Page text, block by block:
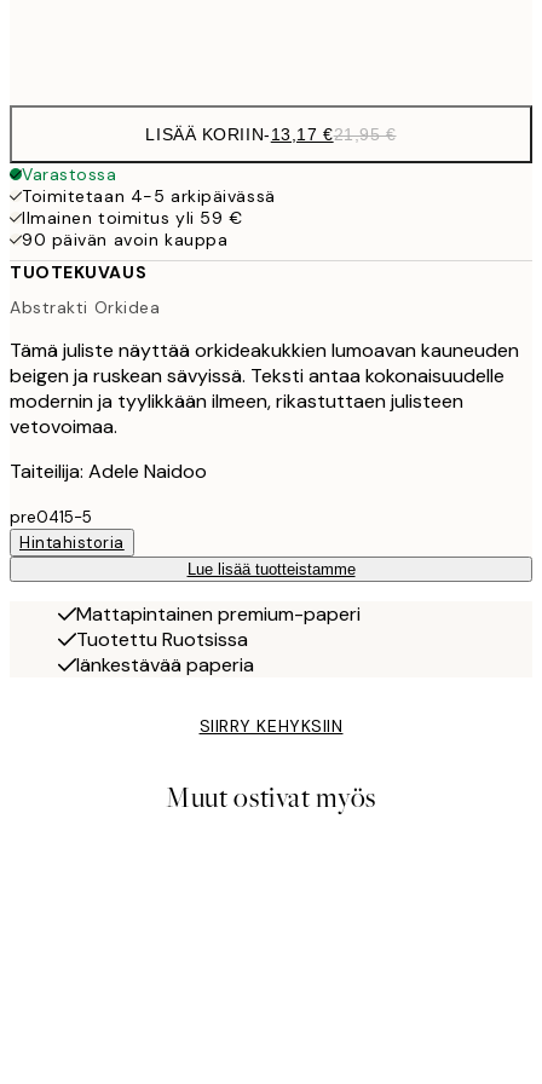
LISÄÄ KORIIN-13,17 €21,95 €
Varastossa
Toimitetaan 4-5 arkipäivässä
Ilmainen toimitus yli 59 €
90 päivän avoin kauppa
TUOTEKUVAUS
Abstrakti Orkidea
Tämä juliste näyttää orkideakukkien lumoavan kauneuden
beigen ja ruskean sävyissä. Teksti antaa kokonaisuudelle
modernin ja tyylikkään ilmeen, rikastuttaen julisteen
vetovoimaa.
Taiteilija: Adele Naidoo
pre0415-5
Hintahistoria
Lue lisää tuotteistamme
Mattapintainen premium-paperi
Tuotettu Ruotsissa
Iänkestävää paperia
SIIRRY KEHYKSIIN
Muut ostivat myös